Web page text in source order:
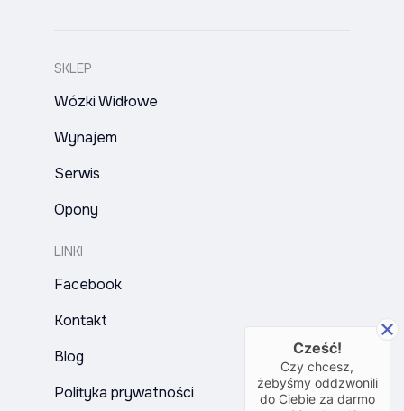
SKLEP
Wózki Widłowe
Wynajem
Serwis
Opony
LINKI
Facebook
Kontakt
Blog
Polityka prywatności
Cześć!
Czy chcesz,
żebyśmy oddzwonili
do Ciebie za darmo